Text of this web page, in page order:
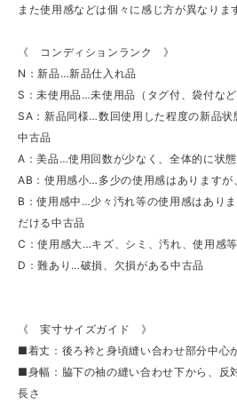
また使用感などは個々に感じ方が異なりま
《 コンディションランク 》
N：新品…新品仕入れ品
S：未使用品…未使用品（タグ付、袋付など
SA：新品同様…数回使用した程度の新品状
中古品
A：美品…使用回数が少なく、全体的に状
AB：使用感小…多少の使用感はありますが
B：使用感中…少々汚れ等の使用感はあり
だける中古品
C：使用感大…キズ、シミ、汚れ、使用感
D：難あり…破損、欠損がある中古品
《 実寸サイズガイド 》
■着丈：後ろ衿と身頃縫い合わせ部分中心
■身幅：脇下の袖の縫い合わせ下から、反
長さ